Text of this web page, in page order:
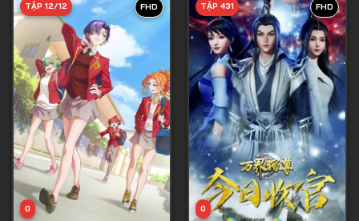
Tập 40
Tập 42
Tập 43
Tập 44
Tập 45
Tập 46
Tập 47
FHD
0
TẬP 12/12 FHD
0
TẬP 431